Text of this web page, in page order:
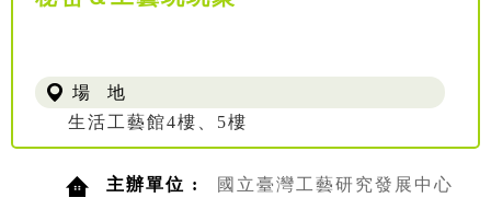
場 地
生活工藝館4樓、5樓
主辦單位 : 國立臺灣工藝研究發展中心